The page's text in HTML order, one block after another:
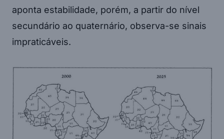
aponta estabilidade, porém, a partir do nível
secundário ao quaternário, observa-se sinais
impraticáveis.